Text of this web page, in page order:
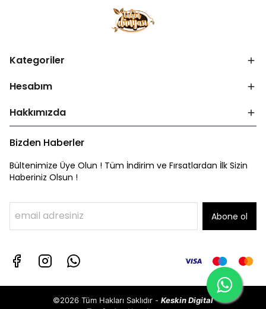
Kategoriler
Hesabım
Hakkımızda
Bizden Haberler
Bültenimize Üye Olun ! Tüm İndirim ve Fırsatlardan İlk Sizin
Haberiniz Olsun !
Abone ol
©2026 Tüm Hakları Saklıdır - Keskin Digital